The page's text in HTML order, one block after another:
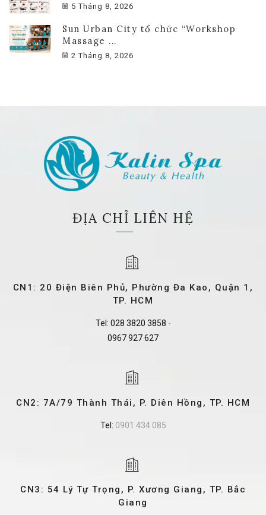
5 Tháng 8, 2026
Sun Urban City tổ chức “Workshop
Massage ...
2 Tháng 8, 2026
ĐỊA CHỈ LIÊN HỆ
CN1: 20 Điện Biên Phủ, Phường Đa Kao, Quận 1,
TP. HCM
Tel: 028 3820 3858 -
0967 927 627
CN2: 7A/79 Thành Thái, P. Diên Hồng, TP. HCM
Tel: 0901 434 085
CN3: 54 Lý Tự Trọng, P. Xương Giang, TP. Bắc
Giang